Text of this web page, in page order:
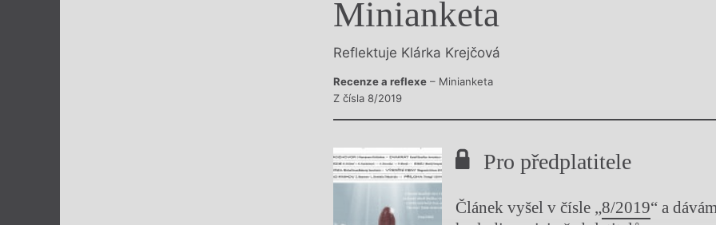
Výroční cenyMinianketa
Reflektuje Klárka Krejčová
Recenze a reflexe – Minianketa
Z čísla 8/2019
Pro předplatitele
Článek vyšel v čísle „8/2019“ a